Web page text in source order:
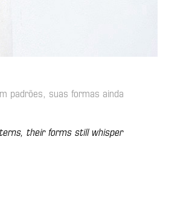
padrões, suas formas ainda
their forms still whisper